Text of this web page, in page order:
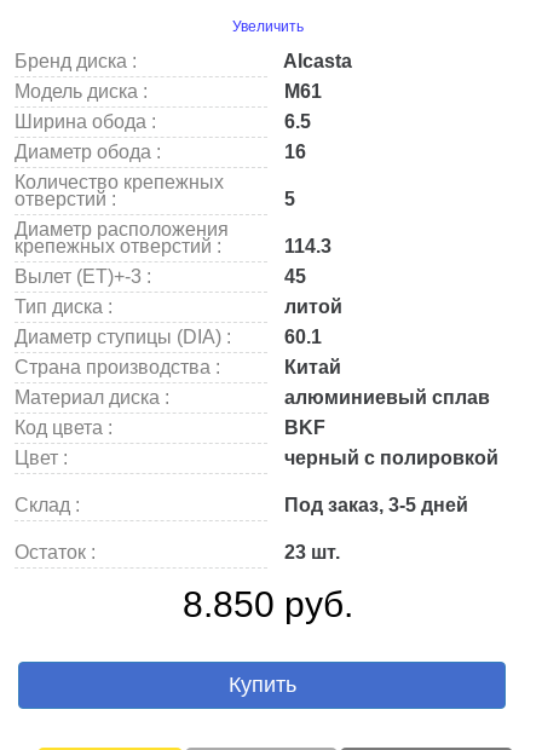
Увеличить
Бренд диска :
Alcasta
Модель диска :
M61
Ширина обода :
6.5
Диаметр обода :
16
Количество крепежных
отверстий :
5
Диаметр расположения
крепежных отверстий :
114.3
Вылет (ET)+-3 :
45
Тип диска :
литой
Диаметр ступицы (DIA) :
60.1
Страна производства :
Китай
Материал диска :
алюминиевый сплав
Код цвета :
BKF
Цвет :
черный с полировкой
Склад : Под заказ, 3-5 дней
Остаток : 23 шт.
8.850 руб.
Купить